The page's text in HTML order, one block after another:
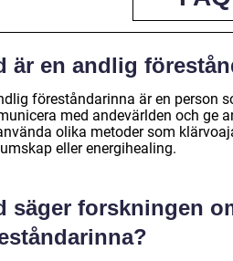
är en andlig
föreståndarinna är en person
med andevärlden och ge
olika metoder som
eller energihealing.
säger forskningen